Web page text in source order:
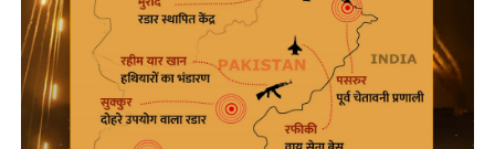
र्रा
ष्ट्री
य
बि
ज़